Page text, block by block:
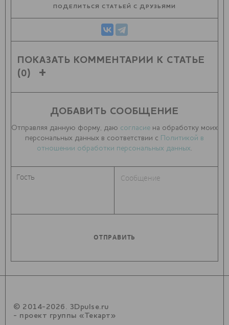
ПОДЕЛИТЬСЯ СТАТЬЕЙ С ДРУЗЬЯМИ
ПОКАЗАТЬ КОММЕНТАРИИ К СТАТЬЕ
(0)
ДОБАВИТЬ СООБЩЕНИЕ
Отправляя данную форму, даю согласие на обработку моих
персональных данных в соответствии с Политикой в
отношении обработки персональных данных
© 2014-2026. 3Dpulse.ru
- проект группы «Текарт»